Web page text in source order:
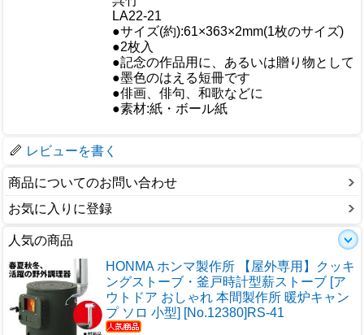
LA22-21
●サイズ(約):61×363×2mm(1枚のサイズ)
●2枚入
●記念の作品用に、あるいは贈り物として
●墨色のはえる短冊です
●俳画、俳句、和歌などに
●素材:紙・ボール紙
レビューを書く
商品についてのお問い合わせ
お気に入りに登録
人気の商品
HONMA ホンマ製作所 【屋外専用】クッキ
ングストーブ・釜戸時計型薪ストーブ [ア
ウトドア おしゃれ 本間製作所 暖炉キャン
プ ソロ 小型] [No.12380]RS-41